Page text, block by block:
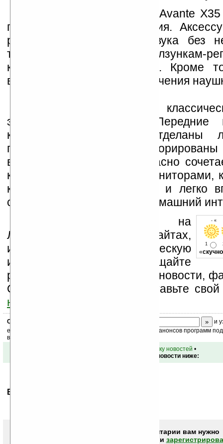
В комплекте с Defender Avante X35
проводной пульт управления.
регулировать громкость звука без
тянуться к тонким ползункам-
компьютерных программах. Кроме
вынесен разъем для подключения
Акустика выполнена в
элементами авангарда. Передние
компонентов системы отделаны
покрытием, динамики
вставками. Новинка прекрасно
компьютерной техникой: мониторами,
компьютерными корпусами и легко
современный офисный и домашний
- «
1
«скучно
Устанавливайте линк на
Ладошки на своих сайтах,
изучайте коммерческую
информацию, посещайте
разделы сайта (форум, чат, новости,
Оцените эту новость и оставьте
ниже на странице
Скоро
и
ежедневный или еженедельный дайджест новостей, анонсов программ
ваш почтовый ящик.
вернуться к списку новостей •
Обсуждение этой новости ниже:
Ваше мнение будет первым.
Чтобы писать комментарии вам нужно
или